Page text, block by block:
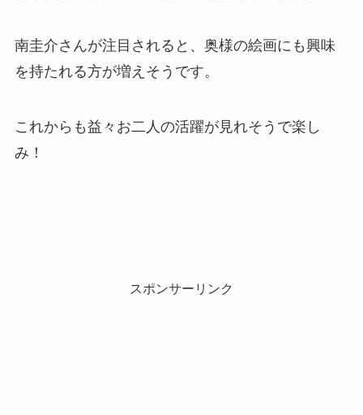
南圭介さんが注目されると、奥様の絵画にも興味
を持たれる方が増えそうです。
これからも益々お二人の活躍が見れそうで楽し
み！
スポンサーリンク